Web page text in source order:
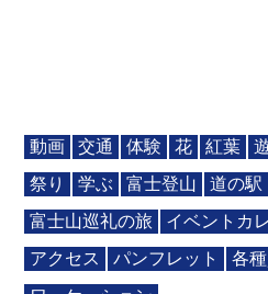
動画 交通 体験 花 紅葉
祭り
学ぶ 富士登山
道の駅
富士山巡礼の旅
イベントカ
アクセス
パンフレット 各